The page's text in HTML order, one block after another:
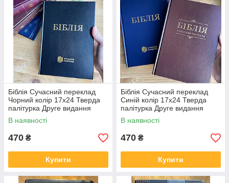
Біблія Сучасний переклад
Чорний колір 17х24 Тверда
палітурка Друге видання
В наявності
470 ₴
Купити
Біблія Сучасний переклад
Синій колір 17х24 Тверда
палітурка Друге видання
В наявності
470 ₴
Купити